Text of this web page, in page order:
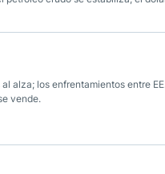
alza; los enfrentamientos entre
vende.